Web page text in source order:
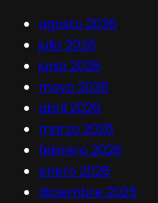
agosto 2026
julio 2026
junio 2026
mayo 2026
abril 2026
marzo 2026
febrero 2026
enero 2026
diciembre 2025